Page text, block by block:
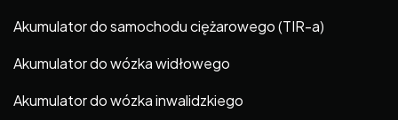
Akumulator do samochodu ciężarowego (TIR-a)
Akumulator do wózka widłowego
Akumulator do wózka inwalidzkiego